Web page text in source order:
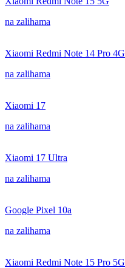
na zalihama
Xiaomi Redmi Note 14 Pro 4G
na zalihama
Xiaomi 17
na zalihama
Xiaomi 17 Ultra
na zalihama
Google Pixel 10a
na zalihama
Xiaomi Redmi Note 15 Pro 5G